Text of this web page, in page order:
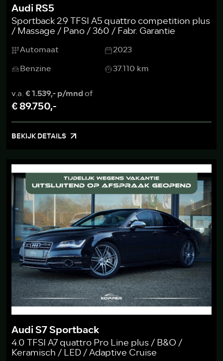
Audi RS5
Sportback 2.9 TFSI A5 quattro competition plus
/ Massage / Pano / 360 / Fabr. Garantie
Automaat
2023
Benzine
37.110 km
v.a.€ 1.539,- p/mndof
€ 89.750,-
BEKIJK DETAILS
Audi S7 Sportback
4.0 TFSI A7 quattro Pro Line plus / B&O /
Keramisch / LED / Adaptive Cruise